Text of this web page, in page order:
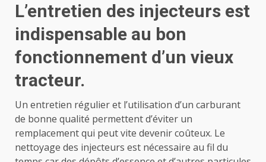
L’entretien des injecteurs est
indispensable au bon
fonctionnement d’un vieux
tracteur.
Un entretien régulier et l’utilisation d’un carburant
de bonne qualité permettent d’éviter un
remplacement qui peut vite devenir coûteux. Le
nettoyage des injecteurs est nécessaire au fil du